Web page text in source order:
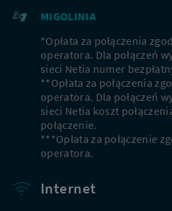
MIGOLINIA
*Opłata za połączenia
operatora. Dla połączeń
sieci Netia numer
**Opłata za połączenia
operatora. Dla połączeń
sieci Netia koszt
połączenie.
***Opłata za połączenie
operatora.
Internet
Podaj adres, aby